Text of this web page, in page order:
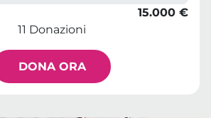
15.000 €
11 Donazioni
DONA ORA